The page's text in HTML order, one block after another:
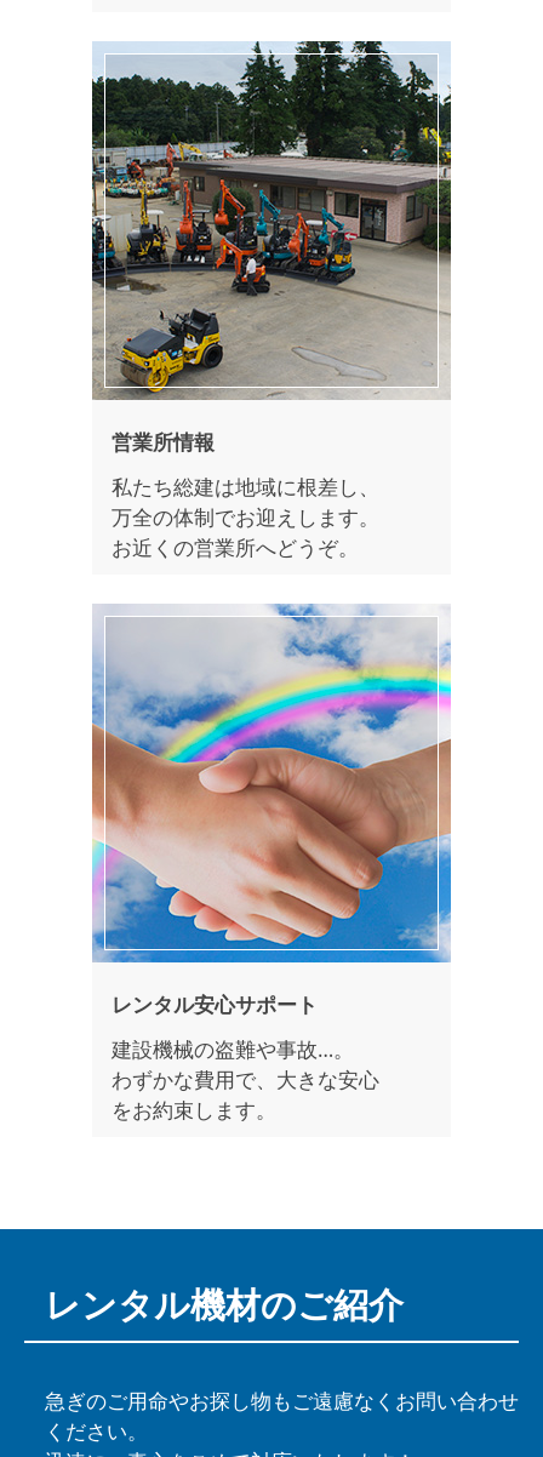
営業所情報
私たち総建は地域に根差し、
万全の体制でお迎えします。
お近くの営業所へどうぞ。
レンタル安心サポート
建設機械の盗難や事故…。
わずかな費用で、大きな安心
をお約束します。
レンタル機材のご紹介
急ぎのご用命やお探し物もご遠慮なくお問い合わせ
ください。